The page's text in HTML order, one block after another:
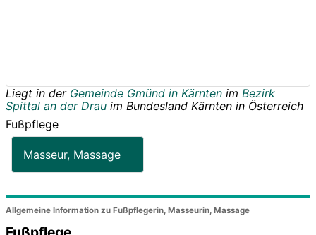
Liegt in der Gemeinde Gmünd in Kärnten im Bezirk
Spittal an der Drau im Bundesland Kärnten in Österreich
Fußpflege
Masseur, Massage
Allgemeine Information zu Fußpflegerin, Masseurin, Massage